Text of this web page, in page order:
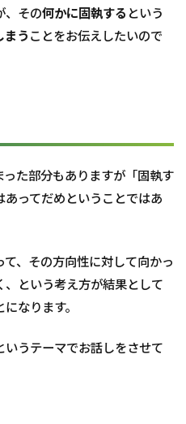
、その何かに固執する という
まう ことをお伝えしたいので
た部分もありますが「固執す
ってだめということではあ
て、その方向性に対して向かっ
という考え方が結果として
なります。
うテーマでお話しをさせて